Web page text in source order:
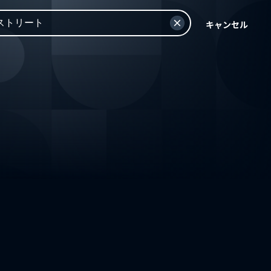
キャンセル